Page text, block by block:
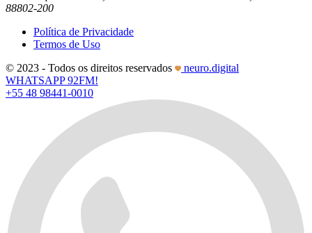
88802-200
Política de Privacidade
Termos de Uso
© 2023 - Todos os direitos reservados
neuro.digital
WHATSAPP 92FM!
+55 48 98441-0010